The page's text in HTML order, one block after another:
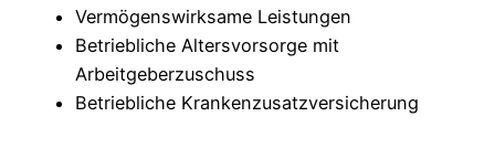
Vermögenswirksame Leistungen
Betriebliche Altersvorsorge mit
Arbeitgeberzuschuss
Betriebliche Krankenzusatzversicherung